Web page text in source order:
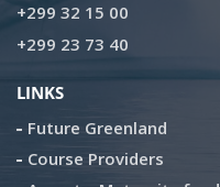
+299 32 15 00
+299 23 73 40
LINKS
Future Greenland
Course Providers